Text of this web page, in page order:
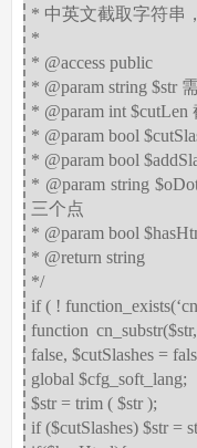
* 中英文截取字符串
*
* @access public
* @param string $str
* @param int
* @param bool
* @param bool
* @param string
三个点
* @param bool
* @return string
*/
if ( !
function
false, $cutSlashes =
global $cfg_soft_lang;
$str = trim ( $str );
if ($cutSlashes) $str =